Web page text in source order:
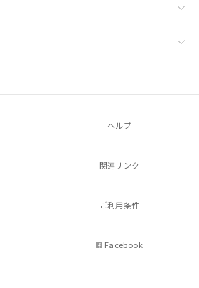
ヘルプ
関連リンク
ご利用条件
Facebook